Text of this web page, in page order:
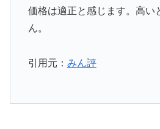
価格は適正と感じます。高い
ん。
引用元： みん評